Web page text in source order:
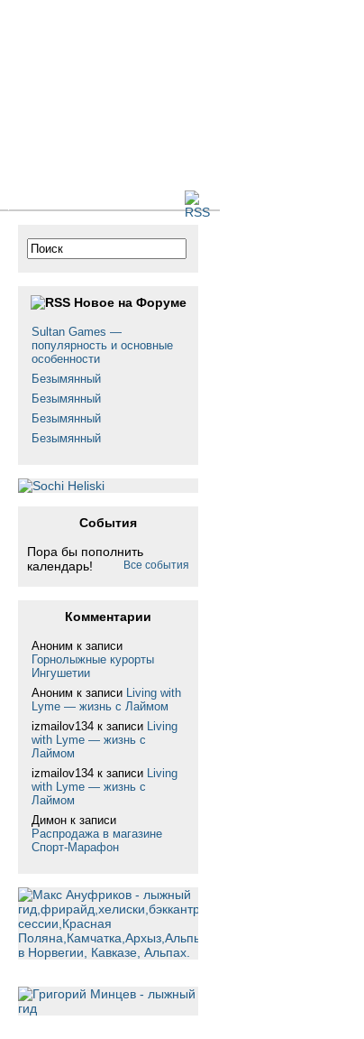
Новое на Форуме
Sultan Games —
популярность и основные
особенности
Безымянный
Безымянный
Безымянный
Безымянный
События
Пора бы пополнить
календарь!
Все события
Комментарии
Аноним к записи
Горнолыжные курорты
Ингушетии
Аноним к записи
Living with
Lyme — жизнь с Лаймом
izmailov134 к записи
Living
with Lyme — жизнь с
Лаймом
izmailov134 к записи
Living
with Lyme — жизнь с
Лаймом
Димон к записи
Распродажа в магазине
Спорт-Марафон